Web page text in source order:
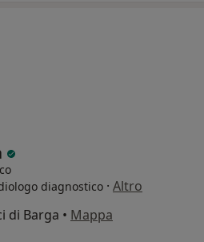
diagnostico · Altro
di Barga • Mappa